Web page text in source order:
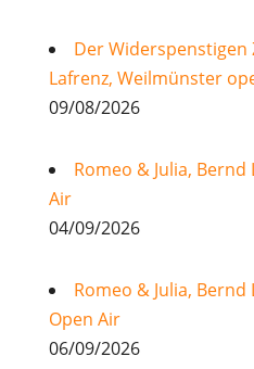
Der Widerspenstigen
Lafrenz, Weilmünster
09/08/2026
Romeo & Julia,
Air
04/09/2026
Romeo & Julia,
Open Air
06/09/2026